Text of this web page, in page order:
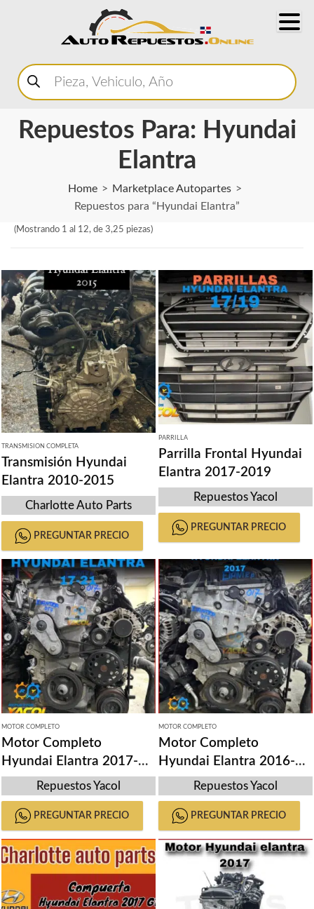
Buscar
productos
Repuestos Para: Hyundai
Elantra
Home
Marketplace Autopartes
Repuestos para “Hyundai Elantra”
(Mostrando 1 al 12, de 3,25 piezas)
TRANSMISION COMPLETA
Transmisión Hyundai
Elantra 2010-2015
Charlotte Auto Parts
PREGUNTAR PRECIO
PARRILLA
Parrilla Frontal Hyundai
Elantra 2017-2019
Repuestos Yacol
PREGUNTAR PRECIO
MOTOR COMPLETO
Motor Completo
Hyundai Elantra 2017-
2021 Repuestos Yacol
PREGUNTAR PRECIO
MOTOR COMPLETO
Motor Completo
Hyundai Elantra 2016-
2020 Repuestos Yacol
PREGUNTAR PRECIO